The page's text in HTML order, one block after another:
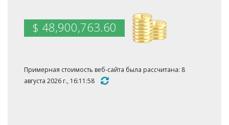
$ 48,900,763.60
Примерная стоимость веб-сайта была рассчитана: 8
августа 2026 г., 16:11:58